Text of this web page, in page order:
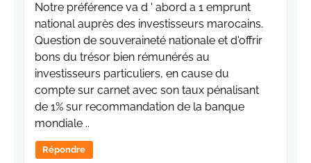
Notre préférence va d ' abord a 1 emprunt
national auprès des investisseurs marocains.
Question de souveraineté nationale et d'offrir
bons du trésor bien rémunérés au
investisseurs particuliers, en cause du
compte sur carnet avec son taux pénalisant
de 1% sur recommandation de la banque
mondiale ..
Répondre